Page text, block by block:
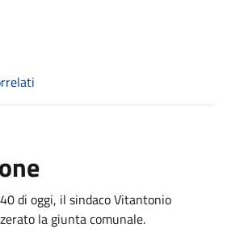
di oggi, il sindaco Vitantonio
la giunta comunale.